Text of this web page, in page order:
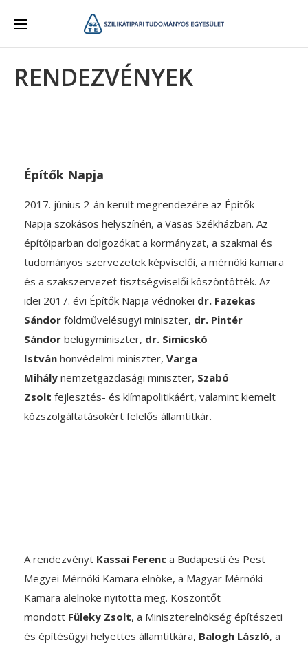
RENDEZVÉNYEK
Építők Napja
2017. június 2-án került megrendezére az Építők
Napja szokásos helyszínén, a Vasas Székházban. Az
építőiparban dolgozókat a kormányzat, a szakmai és
tudományos szervezetek képviselői, a mérnöki kamara
és a szakszervezet tisztségviselői köszöntötték. Az
idei 2017. évi Építők Napja védnökei dr. Fazekas
Sándor földművelésügyi miniszter, dr. Pintér
Sándor belügyminiszter, dr. Simicskó
István honvédelmi miniszter, Varga
Mihály nemzetgazdasági miniszter, Szabó
Zsolt fejlesztés- és klímapolitikáért, valamint kiemelt
közszolgáltatásokért felelős államtitkár.
A rendezvényt Kassai Ferenc a Budapesti és Pest
Megyei Mérnöki Kamara elnöke, a Magyar Mérnöki
Kamara alelnöke nyitotta meg. Köszöntőt
mondott Füleky Zsolt, a Miniszterelnökség építészeti
és építésügyi helyettes államtitkára, Balogh László, a